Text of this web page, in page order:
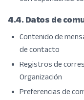
4.4. Datos de
Contenido de
de contacto
Registros de
Organización
Preferencias de